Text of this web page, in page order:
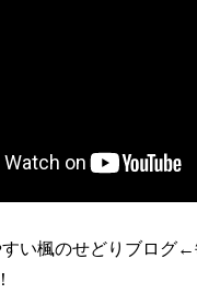
い楓のせどりブログ